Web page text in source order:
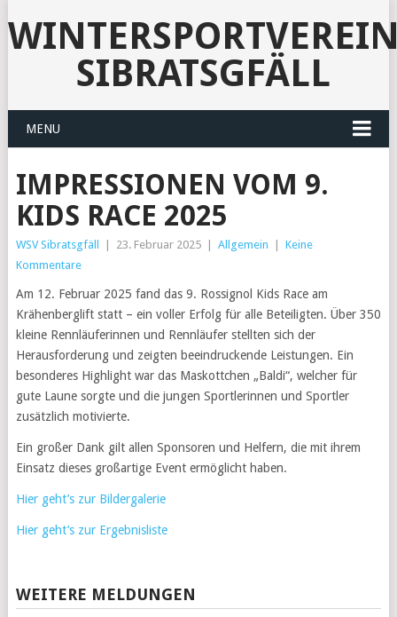
SIBRATSGFÄLL
MENU
IMPRESSIONEN VOM 9.
KIDS RACE 2025
WSV Sibratsgfäll 23. Februar 2025 Allgemein
Keine
Kommentare
Am 12. Februar 2025 fand das 9. Rossignol Kids Race am
Krähenberglift statt – ein voller Erfolg für alle Beteiligten. Über 350
kleine Rennläuferinnen und Rennläufer stellten sich der
Herausforderung und zeigten beeindruckende Leistungen. Ein
besonderes Highlight war das Maskottchen „Baldi“, welcher für
gute Laune sorgte und die jungen Sportlerinnen und Sportler
zusätzlich motivierte.
Ein großer Dank gilt allen Sponsoren und Helfern, die mit ihrem
Einsatz dieses großartige Event ermöglicht haben.
Hier geht’s zur Bildergalerie
Hier geht’s zur Ergebnisliste
WEITERE MELDUNGEN